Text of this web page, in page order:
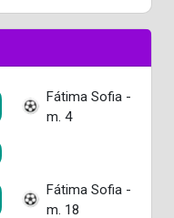
Fátima Sofia -
m. 4
Fátima Sofia -
m. 18